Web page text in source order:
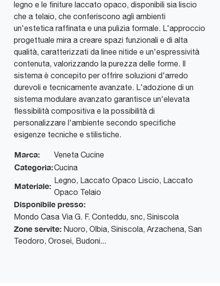
legno e le finiture laccato opaco, disponibili sia liscio
che a telaio, che conferiscono agli ambienti
un'estetica raffinata e una pulizia formale. L'approccio
progettuale mira a creare spazi funzionali e di alta
qualità, caratterizzati da linee nitide e un'espressività
contenuta, valorizzando la purezza delle forme. Il
sistema è concepito per offrire soluzioni d'arredo
durevoli e tecnicamente avanzate. L'adozione di un
sistema modulare avanzato garantisce un'elevata
flessibilità compositiva e la possibilità di
personalizzare l'ambiente secondo specifiche
esigenze tecniche e stilistiche.
Marca: Veneta Cucine
Categoria:Cucina
Materiale:
Legno, Laccato Opaco Liscio, Laccato
Opaco Telaio
Disponibile presso:
Mondo Casa Via G. F. Conteddu, snc, Siniscola
Zone servite: Nuoro, Olbia, Siniscola, Arzachena, San
Teodoro, Orosei, Budoni...